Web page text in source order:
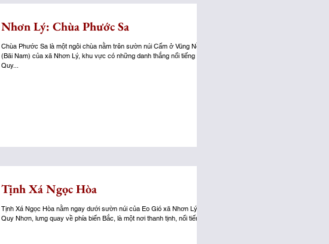
Nhơn Lý: Chùa Phước Sa
Chùa Phước Sa là một ngôi chùa nằm trên sườn núi Cấm ở Vũng Nồm
(Bãi Nam) của xã Nhơn Lý, khu vực có những danh thắng nổi tiếng của
Quy...
Tịnh Xá Ngọc Hòa
Tịnh Xá Ngọc Hòa nằm ngay dưới sườn núi của Eo Gió xã Nhơn Lý -
Quy Nhơn, lưng quay về phía biển Bắc, là một nơi thanh tịnh, nổi tiếng...